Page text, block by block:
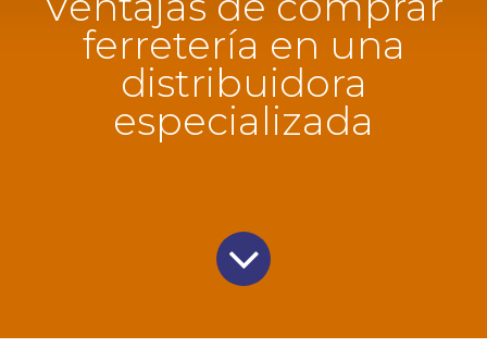
ferretería en una
distribuidora
especializada